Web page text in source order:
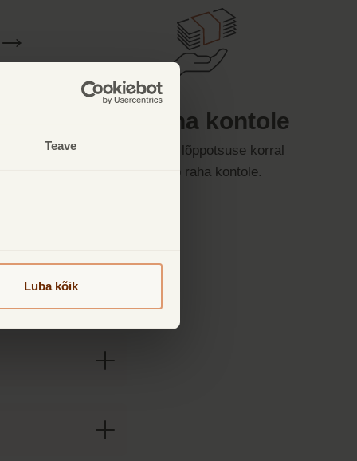
Teave
Luba kõik
→
3. Raha kontole
Positiivse lõppotsuse korral
laekub raha kontole.